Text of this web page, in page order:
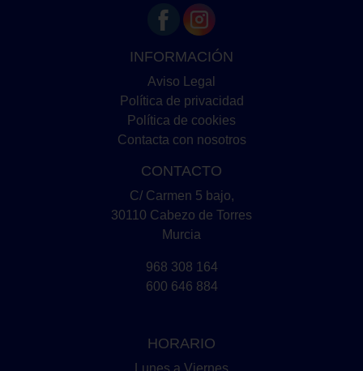
INFORMACIÓN
Aviso Legal
Política de privacidad
Política de cookies
Contacta con nosotros
CONTACTO
C/ Carmen 5 bajo,
30110 Cabezo de Torres
Murcia
968 308 164
600 646 884
HORARIO
Lunes a Viernes